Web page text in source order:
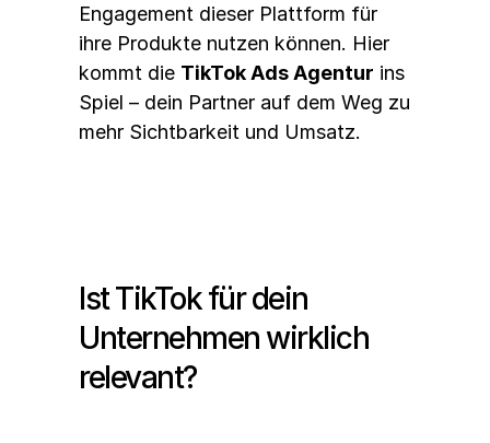
Engagement dieser Plattform für
ihre Produkte nutzen können. Hier
kommt die TikTok Ads Agentur ins
Spiel – dein Partner auf dem Weg zu
mehr Sichtbarkeit und Umsatz.
Ist TikTok für dein
Unternehmen wirklich
relevant?